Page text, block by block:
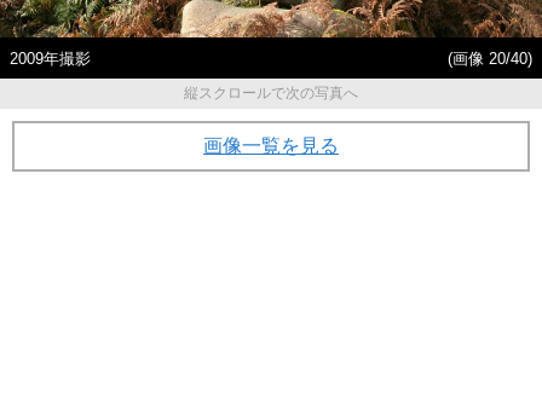
2009年撮影
(画像 20/40)
縦スクロールで次の写真へ
画像一覧を見る